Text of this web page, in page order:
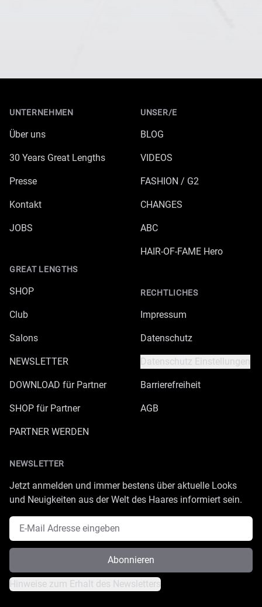
UNTERNEHMEN
Über uns
30 Years Great Lengths
Presse
Kontakt
JOBS
GREAT LENGTHS
SHOP
Club
Salons
NEWSLETTER
DOWNLOAD für Partner
SHOP für Partner
PARTNER WERDEN
UNSER/E
BLOG
VIDEOS
FASHION / G2
CHANGES
ABC
HAIR-OF-FAME Hero
RECHTLICHES
Impressum
Datenschutz
Datenschutz Einstellungen
Barrierefreiheit
AGB
NEWSLETTER
Jetzt anmelden und immer bestens über aktuelle Looks
und Neuigkeiten aus der Welt des Haares informiert sein.
E-Mail Adresse
Abonnieren
Hinweise zum Erhalt des Newsletters